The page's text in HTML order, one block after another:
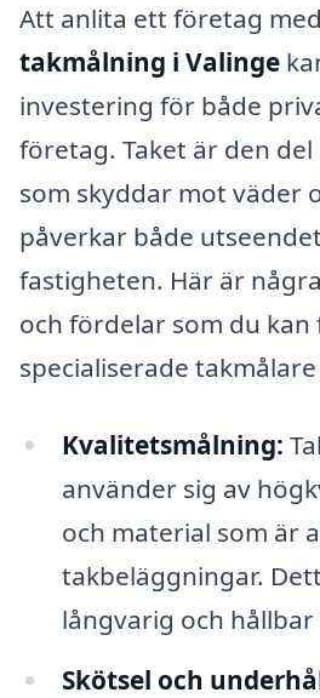
Att anlita ett företag
takmålning i Valinge
investering för både
företag. Taket är den
som skyddar mot väder
påverkar både
fastigheten. Här är
och fördelar som du
specialiserade takmålare
Kvalitetsmålning:
använder sig av
och material som är
takbeläggningar.
långvarig och
Skötsel och